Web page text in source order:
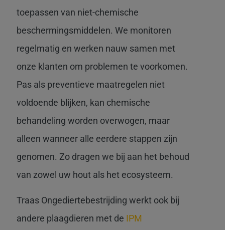
toepassen van niet-chemische
beschermingsmiddelen. We monitoren
regelmatig en werken nauw samen met
onze klanten om problemen te voorkomen.
Pas als preventieve maatregelen niet
voldoende blijken, kan chemische
behandeling worden overwogen, maar
alleen wanneer alle eerdere stappen zijn
genomen. Zo dragen we bij aan het behoud
van zowel uw hout als het ecosysteem.
Traas Ongediertebestrijding werkt ook bij
andere plaagdieren met de IPM